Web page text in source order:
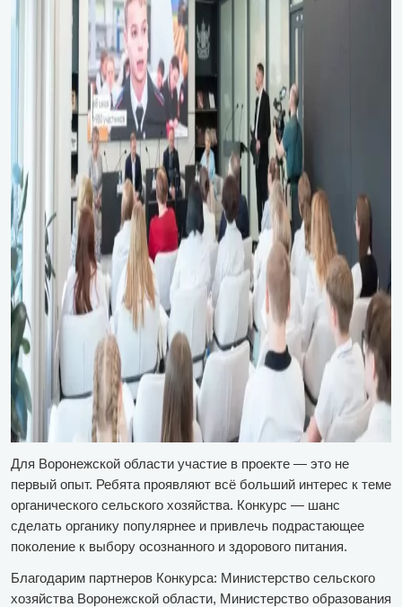
Для Воронежской области участие в проекте — это не
первый опыт. Ребята проявляют всё больший интерес к теме
органического сельского хозяйства. Конкурс — шанс
сделать органику популярнее и привлечь подрастающее
поколение к выбору осознанного и здорового питания.
Благодарим партнеров Конкурса: Министерство сельского
хозяйства Воронежской области, Министерство образования